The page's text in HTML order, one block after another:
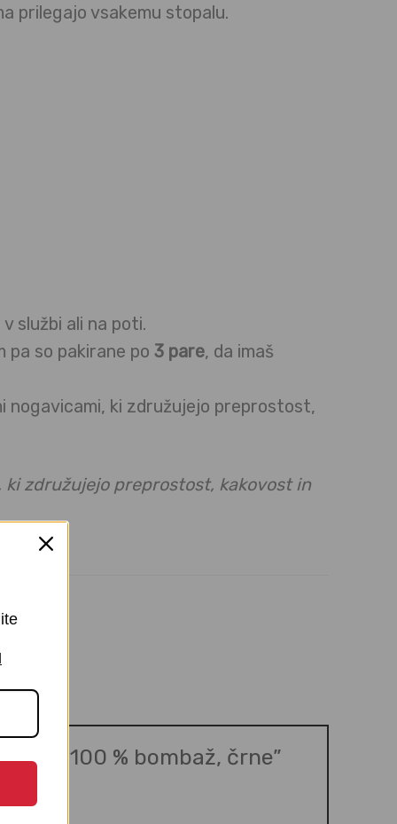
prilegajo vsakemu stopalu.
službi ali na poti.
pa so pakirane po3 pare, da imaš
nogavicami, ki združujejo preprostost,
združujejo preprostost, kakovost in
– 100 % bombaž, črne”